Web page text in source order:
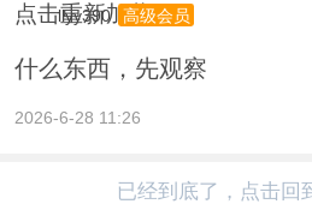
点击重新加载
llyy390 高级会员
什么东西，先观察
2026-6-28 11:26
已经到底了，点击回